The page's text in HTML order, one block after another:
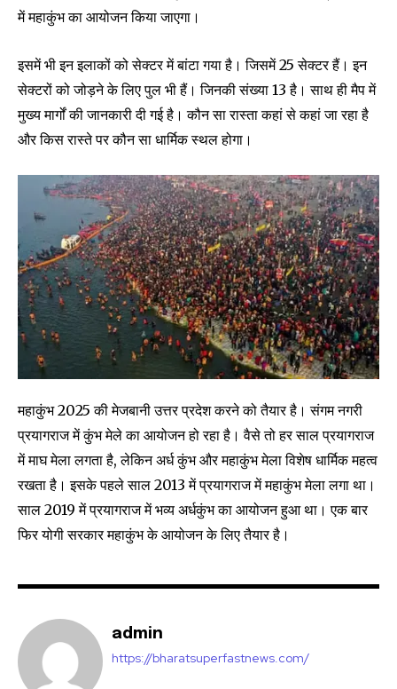
Join our community of
SUBSCRIBERS and be part of the
conversation.
To subscribe, simply enter your email address on our website
or click the subscribe button below. Don't worry, we respect
your privacy and won't spam your inbox. Your information is
safe with us.
SUBSCRIBE
I've read and accept the
में महाकुंभ का आयोजन किया जाएगा।
इसमें भी इन इलाकों को सेक्टर में बांटा गया है। जिसमें 25 सेक्टर हैं। इन
सेक्टरों को जोड़ने के लिए पुल भी हैं। जिनकी संख्या 13 है। साथ ही मैप में
मुख्य मार्गों की जानकारी दी गई है। कौन सा रास्ता कहां से कहां जा रहा है
और किस रास्ते पर कौन सा धार्मिक स्थल होगा।
महाकुंभ 2025 की मेजबानी उत्तर प्रदेश करने को तैयार है। संगम नगरी
प्रयागराज में कुंभ मेले का आयोजन हो रहा है। वैसे तो हर साल प्रयागराज
में माघ मेला लगता है, लेकिन अर्ध कुंभ और महाकुंभ मेला विशेष धार्मिक महत्व
रखता है। इसके पहले साल 2013 में प्रयागराज में महाकुंभ मेला लगा था।
साल 2019 में प्रयागराज में भव्य अर्धकुंभ का आयोजन हुआ था। एक बार
फिर योगी सरकार महाकुंभ के आयोजन के लिए तैयार है।
admin
https://bharatsuperfastnews.com/